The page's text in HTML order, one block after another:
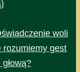
woli
gest